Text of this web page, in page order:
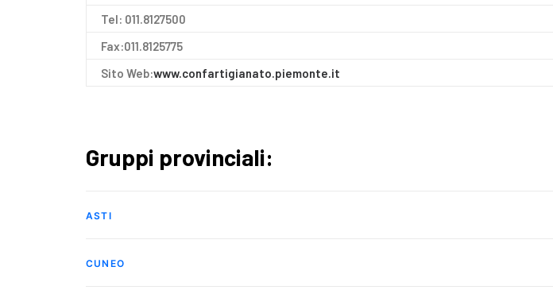
Tel: 011.8127500
Fax:011.8125775
Sito Web:www.confartigianato.piemonte.it
Gruppi provinciali:
ASTI
CUNEO